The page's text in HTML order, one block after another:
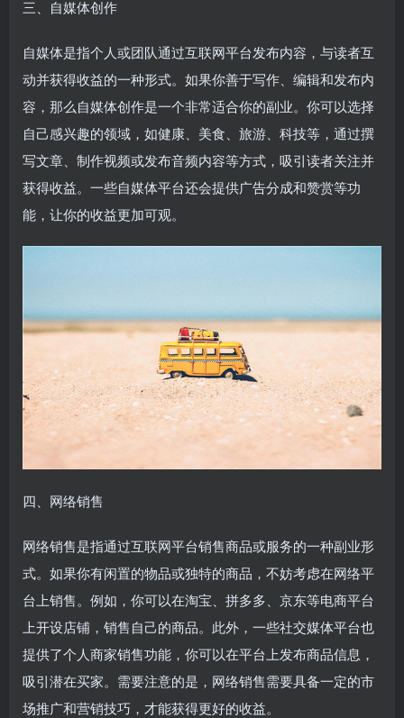
三、自媒体创作
自媒体是指个人或团队通过互联网平台发布内容，与读者互
动并获得收益的一种形式。如果你善于写作、编辑和发布内
容，那么自媒体创作是一个非常适合你的副业。你可以选择
自己感兴趣的领域，如健康、美食、旅游、科技等，通过撰
写文章、制作视频或发布音频内容等方式，吸引读者关注并
获得收益。一些自媒体平台还会提供广告分成和赞赏等功
能，让你的收益更加可观。
四、网络销售
网络销售是指通过互联网平台销售商品或服务的一种副业形
式。如果你有闲置的物品或独特的商品，不妨考虑在网络平
台上销售。例如，你可以在淘宝、拼多多、京东等电商平台
上开设店铺，销售自己的商品。此外，一些社交媒体平台也
提供了个人商家销售功能，你可以在平台上发布商品信息，
吸引潜在买家。需要注意的是，网络销售需要具备一定的市
场推广和营销技巧，才能获得更好的收益。